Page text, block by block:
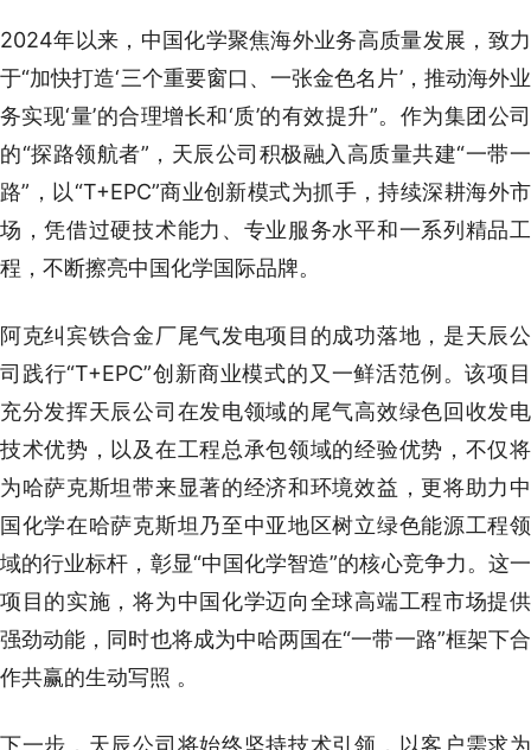
2024年以来，中国化学聚焦海外业务高质量发展，致力
于“加快打造‘三个重要窗口、一张金色名片’，推动海外业
务实现‘量’的合理增长和‘质’的有效提升”。作为集团公司
的“探路领航者”，天辰公司积极融入高质量共建“一带一
路”，以“T+EPC”商业创新模式为抓手，持续深耕海外市
场，凭借过硬技术能力、专业服务水平和一系列精品工
程，不断擦亮中国化学国际品牌。
阿克纠宾铁合金厂尾气发电项目的成功落地，是天辰公
司践行“T+EPC”创新商业模式的又一鲜活范例。该项目
充分发挥天辰公司在发电领域的尾气高效绿色回收发电
技术优势，以及在工程总承包领域的经验优势，不仅将
为哈萨克斯坦带来显著的经济和环境效益，更将助力中
国化学在哈萨克斯坦乃至中亚地区树立绿色能源工程领
域的行业标杆，彰显“中国化学智造”的核心竞争力。这一
项目的实施，将为中国化学迈向全球高端工程市场提供
强劲动能，同时也将成为中哈两国在“一带一路”框架下合
作共赢的生动写照 。